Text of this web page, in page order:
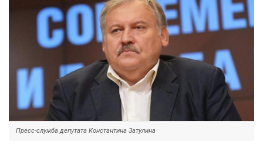
Пресс-служба депутата Константина Затулина